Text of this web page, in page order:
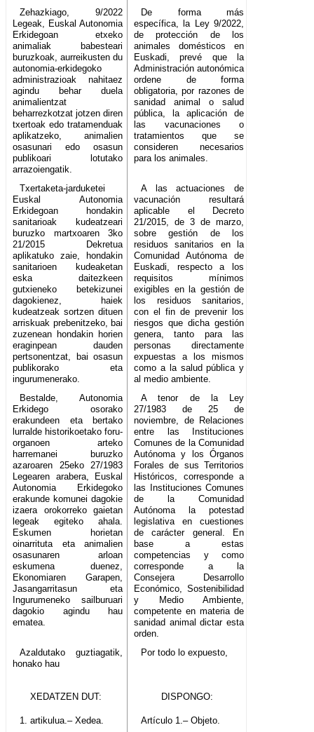
Zehazkiago, 9/2022
Legeak, Euskal Autonomia
Erkidegoan etxeko
animaliak babesteari
buruzkoak, aurreikusten du
autonomia-erkidegoko
administrazioak nahitaez
agindu behar duela
animalientzat
beharrezkotzat jotzen diren
txertoak edo tratamenduak
aplikatzeko, animalien
osasunari edo osasun
publikoari lotutako
arrazoiengatik.
De forma más
específica, la Ley 9/2022,
de protección de los
animales domésticos en
Euskadi, prevé que la
Administración autonómica
ordene de forma
obligatoria, por razones de
sanidad animal o salud
pública, la aplicación de
las vacunaciones o
tratamientos que se
consideren necesarios
para los animales.
Txertaketa-jarduketei
Euskal Autonomia
Erkidegoan hondakin
sanitarioak kudeatzeari
buruzko martxoaren 3ko
21/2015 Dekretua
aplikatuko zaie, hondakin
sanitarioen kudeaketan
eska daitezkeen
gutxieneko betekizunei
dagokienez, haiek
kudeatzeak sortzen dituen
arriskuak prebenitzeko, bai
zuzenean hondakin horien
eraginpean dauden
pertsonentzat, bai osasun
publikorako eta
ingurumenerako.
A las actuaciones de
vacunación resultará
aplicable el Decreto
21/2015, de 3 de marzo,
sobre gestión de los
residuos sanitarios en la
Comunidad Autónoma de
Euskadi, respecto a los
requisitos mínimos
exigibles en la gestión de
los residuos sanitarios,
con el fin de prevenir los
riesgos que dicha gestión
genera, tanto para las
personas directamente
expuestas a los mismos
como a la salud pública y
al medio ambiente.
Bestalde, Autonomia
Erkidego osorako
erakundeen eta bertako
lurralde historikoetako foru-
organoen arteko
harremanei buruzko
azaroaren 25eko 27/1983
Legearen arabera, Euskal
Autonomia Erkidegoko
erakunde komunei dagokie
izaera orokorreko gaietan
legeak egiteko ahala.
Eskumen horietan
oinarrituta eta animalien
osasunaren arloan
eskumena duenez,
Ekonomiaren Garapen,
Jasangarritasun eta
Ingurumeneko sailburuari
dagokio agindu hau
ematea.
A tenor de la Ley
27/1983 de 25 de
noviembre, de Relaciones
entre las Instituciones
Comunes de la Comunidad
Autónoma y los Órganos
Forales de sus Territorios
Históricos, corresponde a
las Instituciones Comunes
de la Comunidad
Autónoma la potestad
legislativa en cuestiones
de carácter general. En
base a estas
competencias y como
corresponde a la
Consejera Desarrollo
Económico, Sostenibilidad
y Medio Ambiente,
competente en materia de
sanidad animal dictar esta
orden.
Azaldutako guztiagatik,
honako hau
Por todo lo expuesto,
XEDATZEN DUT: DISPONGO:
1. artikulua.– Xedea.
Artículo 1.– Objeto.